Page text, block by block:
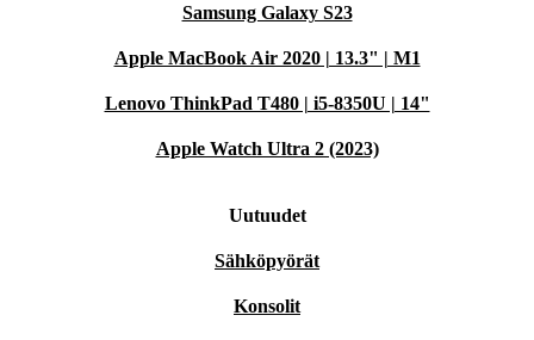
Samsung Galaxy S23
Apple MacBook Air 2020 | 13.3" | M1
Lenovo ThinkPad T480 | i5-8350U | 14"
Apple Watch Ultra 2 (2023)
Uutuudet
Sähköpyörät
Konsolit